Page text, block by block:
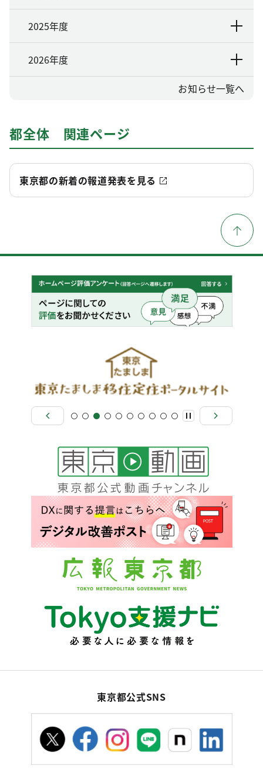
2025年度
2026年度
お知らせ一覧へ
都全体 関連ページ
東京都の新着の報道発表を見る
東京都公式SNS